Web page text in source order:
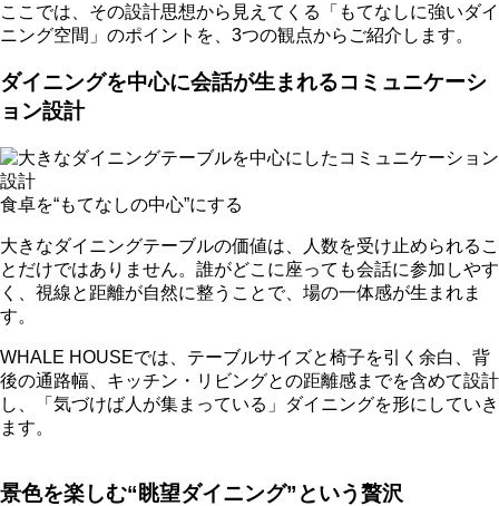
ここでは、その設計思想から見えてくる「もてなしに強いダイ
ニング空間」のポイントを、3つの観点からご紹介します。
ダイニングを中心に会話が生まれるコミュニケーシ
ョン設計
食卓を“もてなしの中心”にする
大きなダイニングテーブルの価値は、人数を受け止められるこ
とだけではありません。誰がどこに座っても会話に参加しやす
く、視線と距離が自然に整うことで、場の一体感が生まれま
す。
WHALE HOUSEでは、テーブルサイズと椅子を引く余白、背
後の通路幅、キッチン・リビングとの距離感までを含めて設計
し、「気づけば人が集まっている」ダイニングを形にしていき
ます。
景色を楽しむ“眺望ダイニング”という贅沢